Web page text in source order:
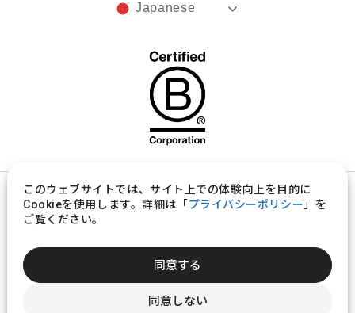
このウェブサイトでは、サイト上での体験向上を目的に
Cookieを使用します。詳細は「プライバシーポリシー 」を
ご覧ください。
同意する
同意しない
Japanese
プライバシーポリシー